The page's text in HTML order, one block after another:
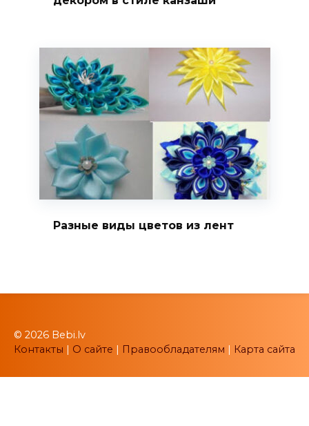
Разные виды цветов из лент
© 2026 Bebi.lv
Контакты
О сайте Правообладателям Карта сайта